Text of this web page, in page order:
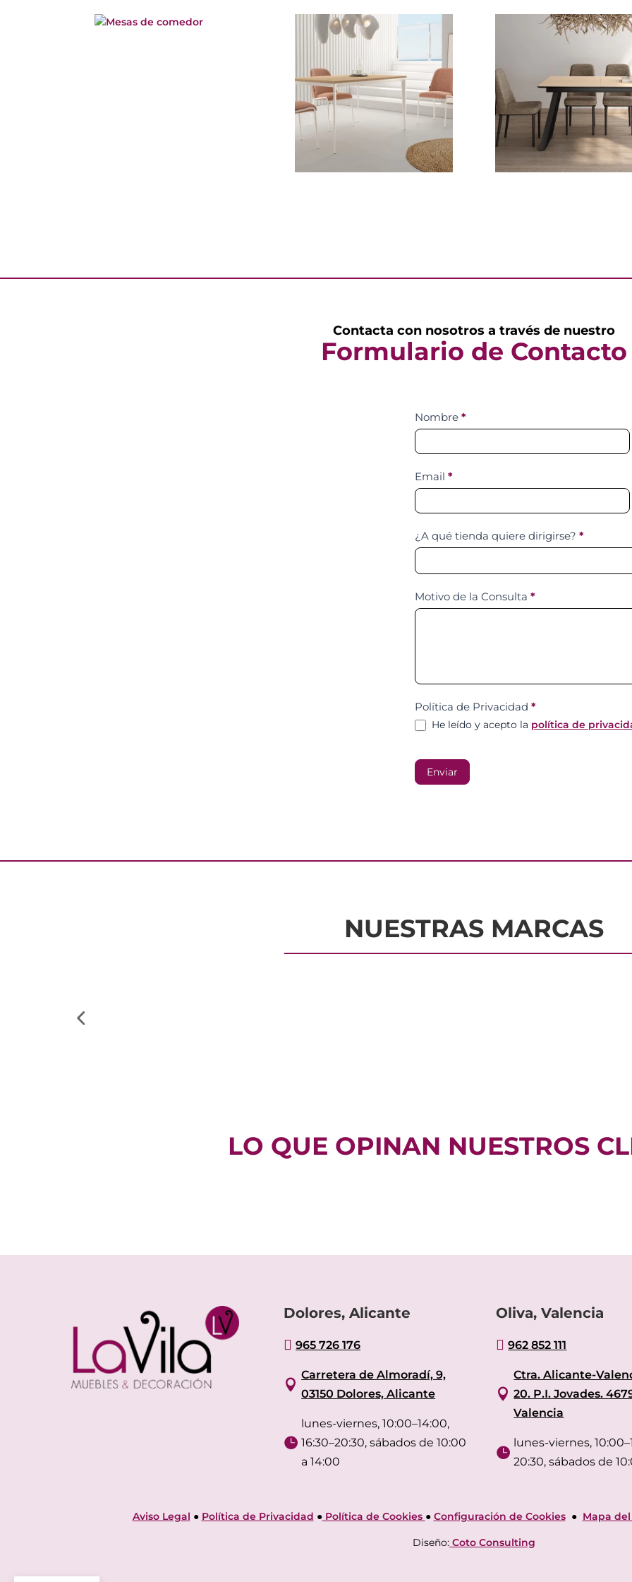
Contacta con nosotros a través de nuestro
Formulario de Contacto
Contact
Us
Nombre*
Email*
¿A qué tienda quiere dirigirse?*
Motivo de la Consulta*
Política de Privacidad*
He leído y acepto la política de
Enviar
NUESTRAS MARCAS
LO QUE OPINAN NUESTROS
Dolores, Alicante
 965 726 176

Carretera de Almoradí, 9,
03150 Dolores, Alicante

lunes-viernes, 10:00–14:00,
16:30–20:30, sábados de 10:00
a 14:00
Oliva, Valencia
 962 852 111

Ctra. Alicante-
20. P.I. Jovades.
Valencia

lunes-viernes,
20:30, sábados de
Aviso Legal ● Política de Privacidad ●Política de Cookies ● Configuración de Cookies ● Mapa
Diseño: Coto Consulting